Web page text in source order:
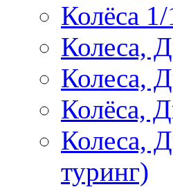
Колёса
Колеса,
Колеса,
Колёса,
Колеса,
туринг)